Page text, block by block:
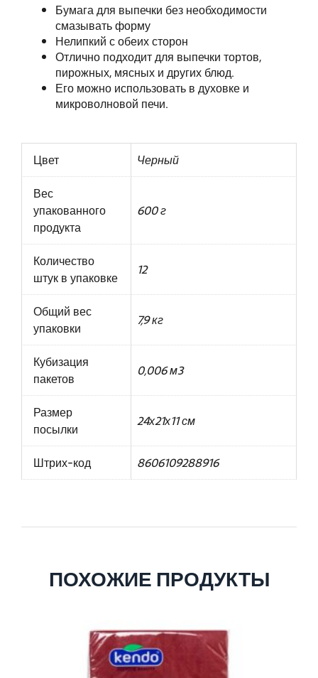
Бумага для выпечки без необходимости
смазывать форму
Нелипкий с обеих сторон
Отлично подходит для выпечки тортов,
пирожных, мясных и других блюд.
Его можно использовать в духовке и
микроволновой печи.
Цвет
Черный
Вес
упакованного
продукта
600 г
Количество
штук в упаковке
12
Общий вес
упаковки
7,9 кг
Кубизация
пакетов
0,006 м3
Размер
посылки
24х21х11 см
Штрих-код 8606109288916
ПОХОЖИЕ ПРОДУКТЫ